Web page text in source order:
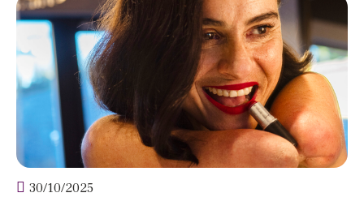
30/10/2025